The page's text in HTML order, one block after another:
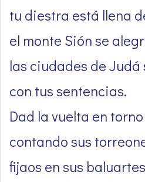
tu diestra está llena
el monte Sión se
las ciudades de Judá
con tus sentencias.
Dad la vuelta en
contando sus
fijaos en sus